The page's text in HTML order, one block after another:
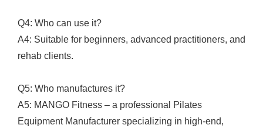
Q4: Who can use it?
A4: Suitable for beginners, advanced practitioners, and
rehab clients.
Q5: Who manufactures it?
A5: MANGO Fitness – a professional Pilates
Equipment Manufacturer specializing in high-end,